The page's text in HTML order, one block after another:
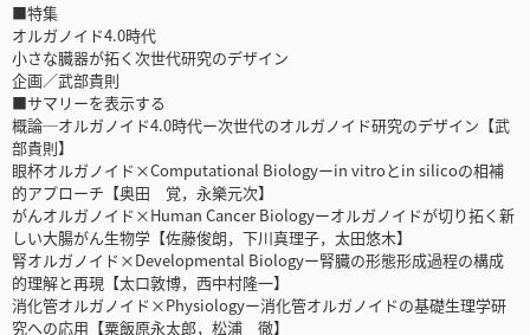
■特集
オルガノイド4.0時代
小さな臓器が拓く次世代研究のデザイン
企画／武部貴則
■サマリーを表示する
概論─オルガノイド4.0時代ー次世代のオルガノイド研究のデザイン【武
部貴則】
眼杯オルガノイド×Computational Biologyーin vitroとin silicoの相補
的アプローチ【奥田 覚，永樂元次】
がんオルガノイド×Human Cancer Biologyーオルガノイドが切り拓く新
しい大腸がん生物学【佐藤俊朗，下川真理子，太田悠木】
腎オルガノイド×Developmental Biologyー腎臓の形態形成過程の構成
的理解と再現【太口敦博，西中村隆一】
消化管オルガノイド×Physiologyー消化管オルガノイドの基礎生理学研
究への応用【粟飯原永太郎，松浦 徹】